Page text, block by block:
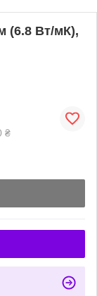
(6.8 Вт/мК),
₴